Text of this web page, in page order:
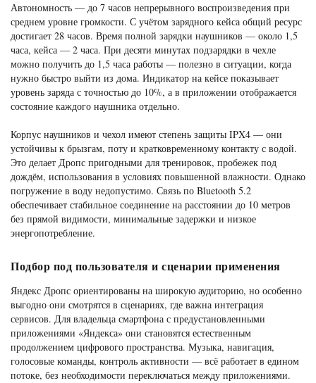
Автономность — до 7 часов непрерывного воспроизведения при
среднем уровне громкости. С учётом зарядного кейса общий ресурс
достигает 28 часов. Время полной зарядки наушников — около 1,5
часа, кейса — 2 часа. При десяти минутах подзарядки в чехле
можно получить до 1,5 часа работы — полезно в ситуации, когда
нужно быстро выйти из дома. Индикатор на кейсе показывает
уровень заряда с точностью до 10%, а в приложении отображается
состояние каждого наушника отдельно.
Корпус наушников и чехол имеют степень защиты IPX4 — они
устойчивы к брызгам, поту и кратковременному контакту с водой.
Это делает Дропс пригодными для тренировок, пробежек под
дождём, использования в условиях повышенной влажности. Однако
погружение в воду недопустимо. Связь по Bluetooth 5.2
обеспечивает стабильное соединение на расстоянии до 10 метров
без прямой видимости, минимальные задержки и низкое
энергопотребление.
Подбор под пользователя и сценарии применения
Яндекс Дропс ориентированы на широкую аудиторию, но особенно
выгодно они смотрятся в сценариях, где важна интеграция
сервисов. Для владельца смартфона с предустановленными
приложениями «Яндекса» они становятся естественным
продолжением цифрового пространства. Музыка, навигация,
голосовые команды, контроль активности — всё работает в едином
потоке, без необходимости переключаться между приложениями.